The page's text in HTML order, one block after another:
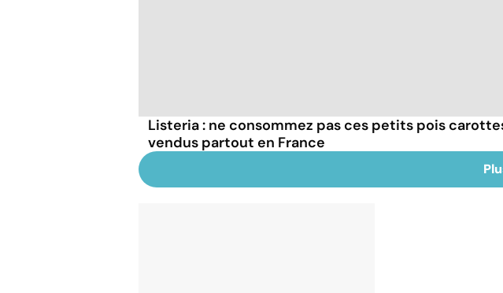
Listeria : ne consommez pas ces petits pois
vendus partout en France